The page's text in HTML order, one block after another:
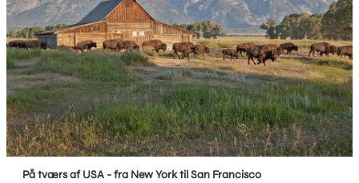
På tværs af USA - fra New York til San Francisco